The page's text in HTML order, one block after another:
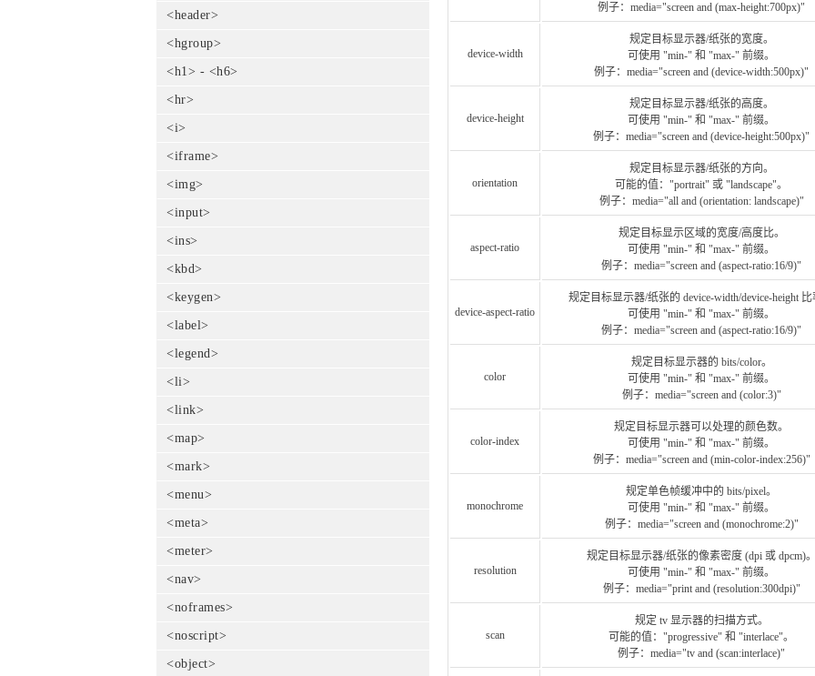
<header>
<hgroup>
<h1> - <h6>
<hr>
<i>
<iframe>
<img>
<input>
<ins>
<kbd>
<keygen>
<label>
<legend>
<li>
<link>
<map>
<mark>
<menu>
<meta>
<meter>
<nav>
<noframes>
<noscript>
<object>
例子：media="screen and (max-height:700px)"
device-width
规定目标显示器/纸张的宽度。
可使用 "min-" 和 "max-" 前缀。
例子：media="screen and (device-width:500px)"
device-height
规定目标显示器/纸张的高度。
可使用 "min-" 和 "max-" 前缀。
例子：media="screen and (device-height:500px)"
orientation
规定目标显示器/纸张的方向。
可能的值："portrait" 或 "landscape"。
例子：media="all and (orientation: landscape)"
aspect-ratio
规定目标显示区域的宽度/高度比。
可使用 "min-" 和 "max-" 前缀。
例子：media="screen and (aspect-ratio:16/9)"
device-aspect-ratio
规定目标显示器/纸张的 device-width/device-height
可使用 "min-" 和 "max-" 前缀。
例子：media="screen and (aspect-ratio:16/9)"
color
规定目标显示器的 bits/color。
可使用 "min-" 和 "max-" 前缀。
例子：media="screen and (color:3)"
color-index
规定目标显示器可以处理的颜色数。
可使用 "min-" 和 "max-" 前缀。
例子：media="screen and (min-color-index:256)"
monochrome
规定单色帧缓冲中的 bits/pixel。
可使用 "min-" 和 "max-" 前缀。
例子：media="screen and (monochrome:2)"
resolution
规定目标显示器/纸张的像素密度 (dpi 或 dpcm)
可使用 "min-" 和 "max-" 前缀。
例子：media="print and (resolution:300dpi)"
scan
规定 tv 显示器的扫描方式。
可能的值："progressive" 和 "interlace"。
例子：media="tv and (scan:interlace)"